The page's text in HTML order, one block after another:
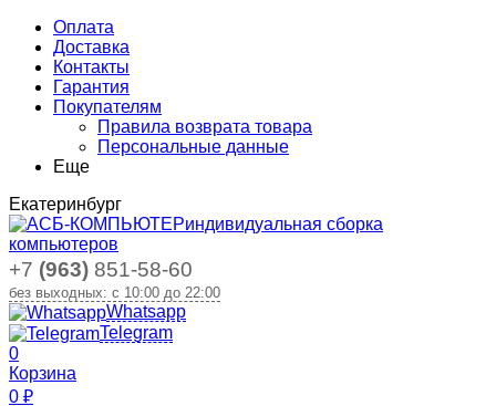
Оплата
Доставка
Контакты
Гарантия
Покупателям
Правила возврата товара
Персональные данные
Еще
Екатеринбург
индивидуальная сборка
компьютеров
+7 (963) 851-58-60
без выходных: с 10:00 до 22:00
Whatsapp
Telegram
0
Корзина
0 ₽